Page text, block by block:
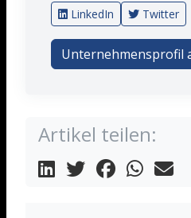
LinkedIn Twitter
Unternehmensprofil
Artikel teilen: